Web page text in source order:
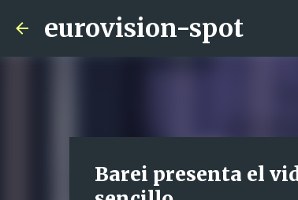
eurovision-spot
Barei presenta el